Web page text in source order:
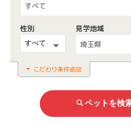
すべて
性別
見学地域
埼玉県
こだわり条件追加